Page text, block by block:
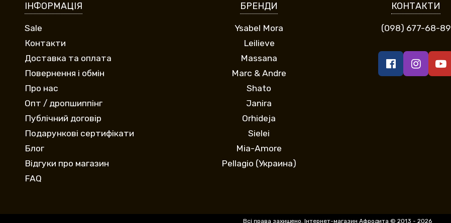
ІНФОРМАЦІЯ
Sale
Контакти
Доставка та оплата
Повернення і обмін
Про нас
Опт / дропшиппінг
Публічний договір
Подарункові сертифікати
Блог
Відгуки про магазин
FAQ
БРЕНДИ
Ysabel Mora
Leilieve
Massana
Marc & Andre
Shato
Janira
Orhideja
Sielei
Mia-Amore
Pellagio (Украина)
КОНТАКТИ
(098) 677-68-89
Всі права захищено. Інтернет-магазин Афродита © 2013 - 2026